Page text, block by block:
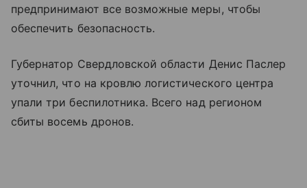
предпринимают все возможные меры, чтобы
обеспечить безопасность.
Губернатор Свердловской области Денис Паслер
уточнил, что на кровлю логистического центра
упали три беспилотника. Всего над регионом
сбиты восемь дронов.